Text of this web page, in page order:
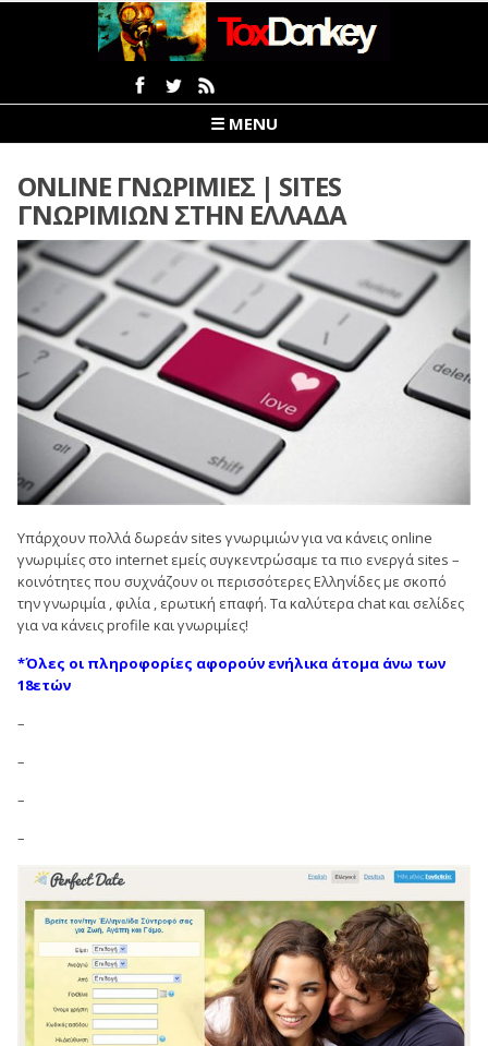
☰ MENU
ONLINE ΓΝΩΡΙΜΊΕΣ | SITES
ΓΝΩΡΙΜΙΏΝ ΣΤΗΝ ΕΛΛΆΔΑ
Υπάρχουν πολλά δωρεάν sites γνωριμιών για να κάνεις online
γνωριμίες στο internet εμείς συγκεντρώσαμε τα πιο ενεργά sites –
κοινότητες που συχνάζουν οι περισσότερες Ελληνίδες με σκοπό
την γνωριμία , φιλία , ερωτική επαφή. Τα καλύτερα chat και σελίδες
για να κάνεις profile και γνωριμίες!
*Όλες οι πληροφορίες αφορούν ενήλικα άτομα άνω των
18ετών
–
–
–
–